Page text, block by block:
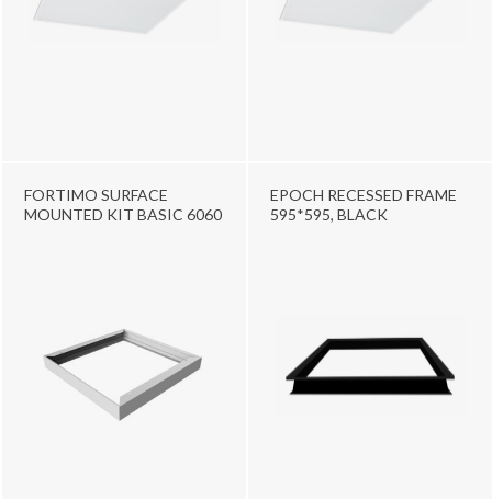
FORTIMO SURFACE
MOUNTED KIT BASIC 6060
EPOCH RECESSED FRAME
595*595, BLACK